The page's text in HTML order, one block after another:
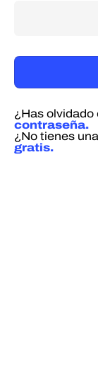
¿Has olvidado
contraseña.
¿No tienes
gratis.